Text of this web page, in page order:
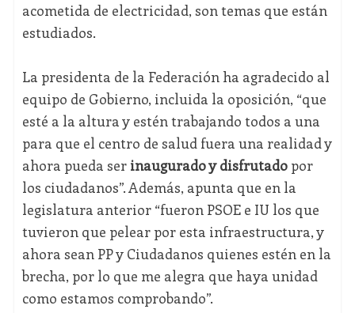
acometida de electricidad, son temas que están
estudiados.
La presidenta de la Federación ha agradecido al
equipo de Gobierno, incluida la oposición, “que
esté a la altura y estén trabajando todos a una
para que el centro de salud fuera una realidad y
ahora pueda ser inaugurado y disfrutadopor
los ciudadanos”. Además, apunta que en la
legislatura anterior “fueron PSOE e IU los que
tuvieron que pelear por esta infraestructura, y
ahora sean PP y Ciudadanos quienes estén en la
brecha, por lo que me alegra que haya unidad
como estamos comprobando”.